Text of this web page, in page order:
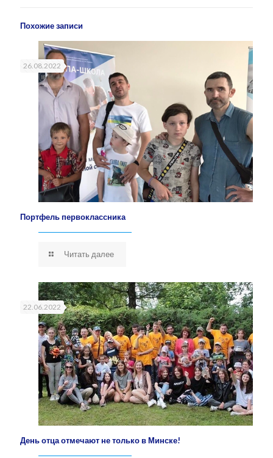
Похожие записи
26.08.2022
Портфель первоклассника
Читать далее
22.06.2022
День отца отмечают не только в Минске!